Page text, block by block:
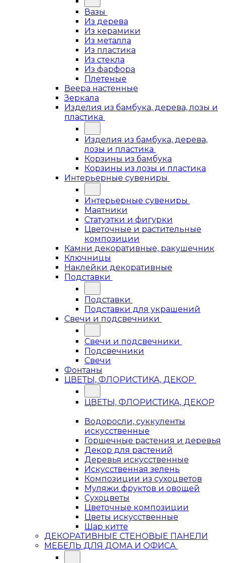
Вазы
Из дерева
Из керамики
Из металла
Из пластика
Из стекла
Из фарфора
Плетеные
Веера настенные
Зеркала
Изделия из бамбука, дерева, лозы и
пластика
Изделия из бамбука, дерева,
лозы и пластика
Корзины из бамбука
Корзины из лозы и пластика
Интерьерные сувениры
Интерьерные сувениры
Маятники
Статуэтки и фигурки
Цветочные и растительные
композиции
Камни декоративные, ракушечник
Ключницы
Наклейки декоративные
Подставки
Подставки
Подставки для украшений
Свечи и подсвечники
Свечи и подсвечники
Подсвечники
Свечи
Фонтаны
ЦВЕТЫ, ФЛОРИСТИКА, ДЕКОР
ЦВЕТЫ, ФЛОРИСТИКА, ДЕКОР
Водоросли, суккуленты
искусственные
Горшечные растения и деревья
Декор для растений
Деревья искусственные
Искусственная зелень
Композиции из сухоцветов
Муляжи фруктов и овощей
Сухоцветы
Цветочные композиции
Цветы искусственные
Шар китте
ДЕКОРАТИВНЫЕ СТЕНОВЫЕ ПАНЕЛИ
МЕБЕЛЬ ДЛЯ ДОМА И ОФИСА